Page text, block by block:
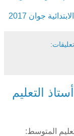
جوان 2017
التعليم
المتوسط: